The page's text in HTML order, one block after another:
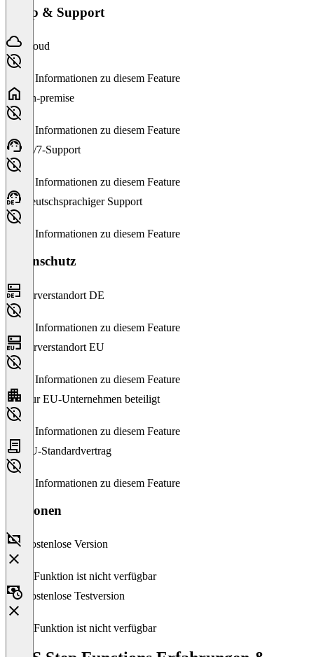
Setup & Support
Cloud
Keine Informationen zu diesem Feature
On-premise
Keine Informationen zu diesem Feature
24/7-Support
Keine Informationen zu diesem Feature
Deutschsprachiger Support
Keine Informationen zu diesem Feature
Datenschutz
Serverstandort DE
Keine Informationen zu diesem Feature
Serverstandort EU
Keine Informationen zu diesem Feature
Nur EU-Unternehmen beteiligt
Keine Informationen zu diesem Feature
EU-Standardvertrag
Keine Informationen zu diesem Feature
Versionen
Kostenlose Version
Diese Funktion ist nicht verfügbar
Kostenlose Testversion
Diese Funktion ist nicht verfügbar